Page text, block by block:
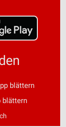
blättern
blättern